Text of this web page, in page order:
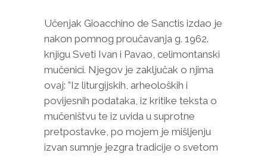
Učenjak Gioacchino de Sanctis izdao je
nakon pomnog proučavanja g. 1962.
knjigu Sveti Ivan i Pavao, celimontanski
mučenici. Njegov je zaključak o njima
ovaj: ”Iz liturgijskih, arheoloških i
povijesnih podataka, iz kritike teksta o
mučeništvu te iz uvida u suprotne
pretpostavke, po mojem je mišljenju
izvan sumnje jezgra tradicije o svetom